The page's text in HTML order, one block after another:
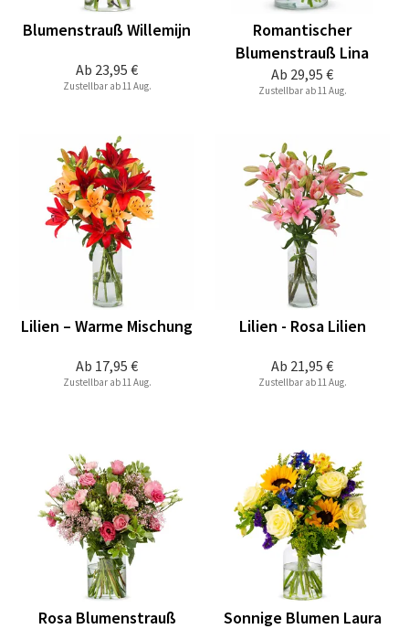
Ab 23,95 €
Blumenstrauß Willemijn
Zustellbar ab 11 Aug.
Ab 29,95 €
Romantischer
Blumenstrauß Lina
Zustellbar ab 11 Aug.
Ab 17,95 €
Lilien – Warme Mischung
Zustellbar ab 11 Aug.
Ab 21,95 €
Lilien - Rosa Lilien
Zustellbar ab 11 Aug.
Rosa Blumenstrauß
Sonnige Blumen Laura